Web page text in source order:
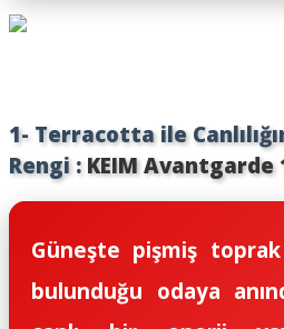
1- Terracotta ile
Rengi : KEIM Avantgarde
Güneşte pişmiş
bulunduğu odaya